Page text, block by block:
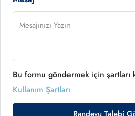
Bu formu göndermek için şartları
Kullanım Şartları